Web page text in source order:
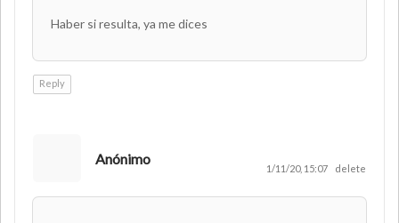
Haber si resulta, ya me dices
Reply
Anónimo
1/11/20, 15:07 delete